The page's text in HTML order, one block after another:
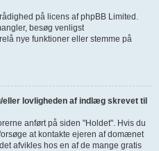
på licens af phpBB Limited.
besøg venligst
nye funktioner eller stemme på
lovligheden af indlæg skrevet til
anført på siden "Holdet". Hvis du
at kontakte ejeren af domænet
afvikles hos en af de mange gratis